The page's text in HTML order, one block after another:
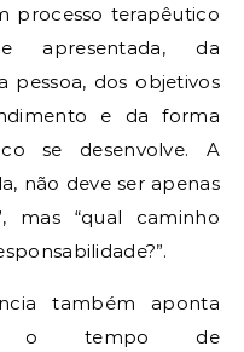
processo terapêutico
apresentada, da
pessoa, dos objetivos
e da forma
se desenvolve. A
não deve ser apenas
mas “qual caminho
também aponta
o tempo de